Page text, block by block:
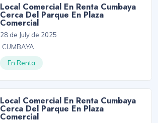
Local Comercial En Renta Cumbaya
Cerca Del Parque En Plaza
Comercial
28 de July de 2025
CUMBAYA
En Renta
Local Comercial En Renta Cumbaya
Cerca Del Parque En Plaza
Comercial